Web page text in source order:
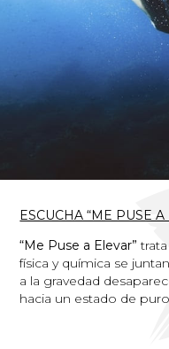
ESCUCHA “ME PUSE
“Me Puse a Elevar”
física y química se
a la gravedad
hacia un estado de